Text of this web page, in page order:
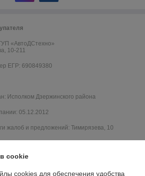
«АвтоДСтехно»
10-211
ЕГР: 690849380
Исполком Дзержинского района
05.12.2012
жалоб и предложений: Тимирязева, 10
cookie
cookies для обеспечения удобства